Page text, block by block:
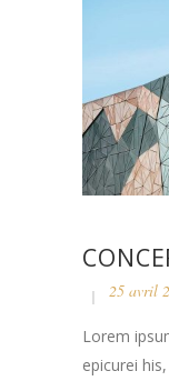
25 avril
Lorem
epicurei